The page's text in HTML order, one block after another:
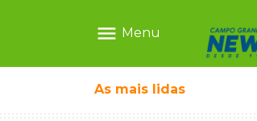
menu Menu
As mais lidas
ligada a laboratório ilegal